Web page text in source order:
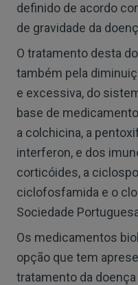
definido de acordo
de gravidade da
O tratamento desta
também pela
e excessiva, do
base de
a colchicina, a
interferon, e dos
corticóides, a
ciclofosfamida e o
Sociedade
Os medicamentos
opção que tem
tratamento da